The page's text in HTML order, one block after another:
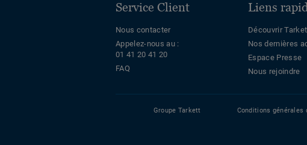
Service Client
Nous contacter
Appelez-nous au :
01 41 20 41 20
FAQ
Liens
Découvrir
Nos dernières
Espace Presse
Nous rejoindre
Groupe Tarkett Conditions générales